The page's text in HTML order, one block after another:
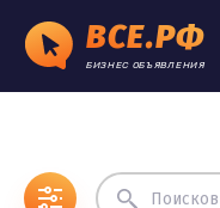
ВСЕ.РФ
БИЗНЕС ОБЪЯВЛЕНИЯ